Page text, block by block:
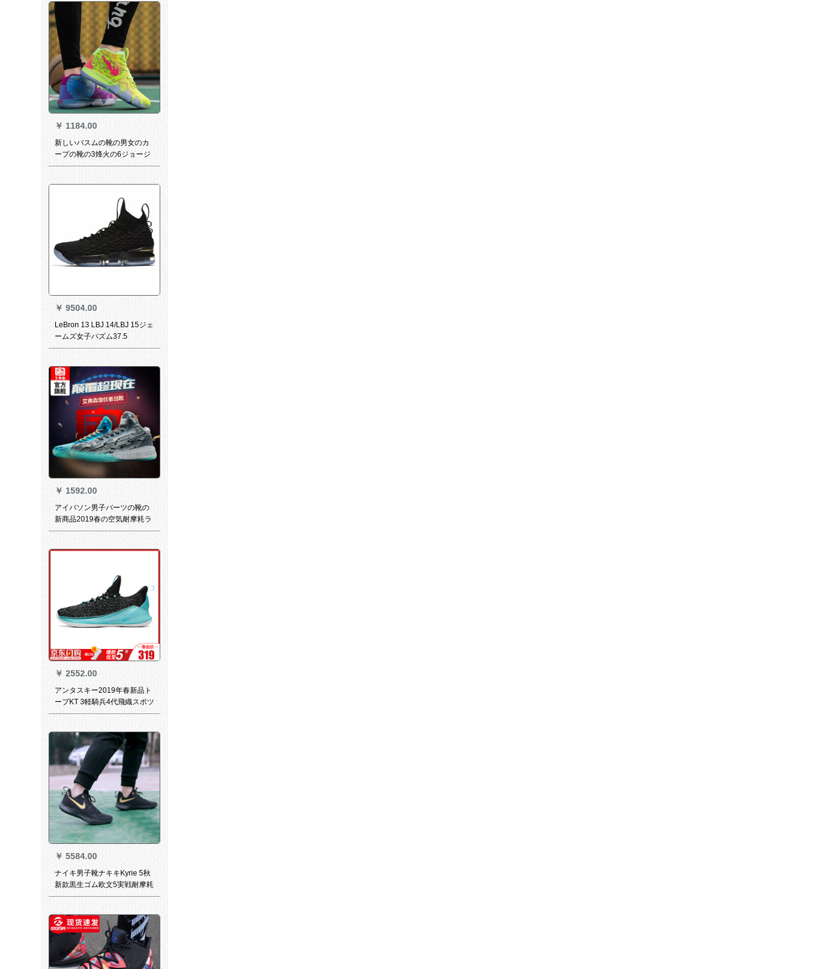
￥ 1184.00
新しいバスムの靴の男女のカ
ープの靴の3烽火の6ジョージ
の33の小さい稲妻の5连名の
白色DT 101を使っています。
￥ 9504.00
LeBron 13 LBJ 14/LBJ 15ジェ
ームズ女子バズム37.5
￥ 1592.00
アイバソン男子バーツの靴の
新商品2019春の空気耐摩耗ラ
ンニング运动の実戦経典レジ
子低グリルの靴の男子低ゲル
リの双色正常コード43
￥ 2552.00
アンタスキー2019年春新品ト
ープKT 3軽騎兵4代飛織スポツ
ー男子kt 4耐摩耗サポポ戦靴
￥ 5584.00
ナイキ男子靴ナキキKyrie 5秋
新款黒生ゴム欧文5実戦耐摩耗
エマルレット低帮bass calt
003ジェームズ41